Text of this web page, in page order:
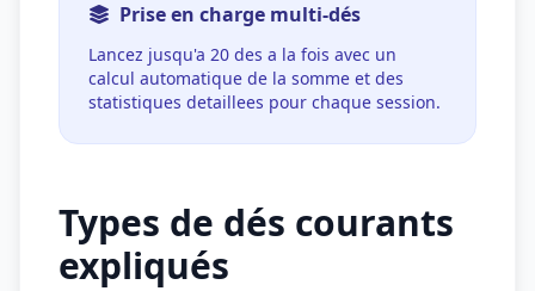
Prise en charge multi-dés
Lancez jusqu'a 20 des a la fois avec un
calcul automatique de la somme et des
statistiques detaillees pour chaque session.
Types de dés courants
expliqués